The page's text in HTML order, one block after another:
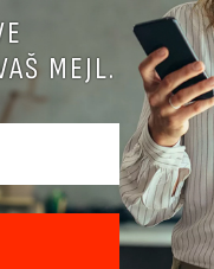
da se upoznate sapravilima
i Google. Google
MEJL.